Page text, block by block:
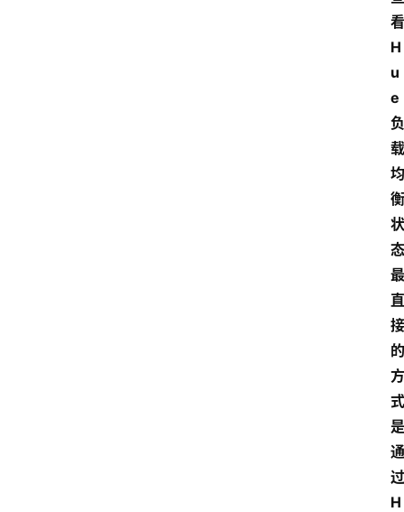
看
H
u
e
负
载
均
衡
状
态
最
直
接
的
方
式
是
通
过
H